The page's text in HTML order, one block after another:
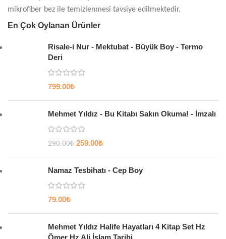
mikrofiber bez ile temizlenmesi tavsiye edilmektedir.
En Çok Oylanan Ürünler
Risale-i Nur - Mektubat - Büyük Boy - Termo
Deri
799.00₺
Mehmet Yıldız - Bu Kitabı Sakın Okuma! - İmzalı
290.00₺ 259.00₺
Namaz Tesbihatı - Cep Boy
79.00₺
Mehmet Yıldız Halife Hayatları 4 Kitap Set Hz